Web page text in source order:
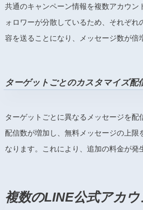
共通のキャンペーン情報を複数アカウン
ォロワーが分散しているため、それぞれ
容を送ることになり、メッセージ数が倍
ターゲットごとのカスタマイズ配
ターゲットごとに異なるメッセージを配
配信数が増加し、無料メッセージの上限
なります。これにより、追加の料金が発
複数のLINE公式アカ